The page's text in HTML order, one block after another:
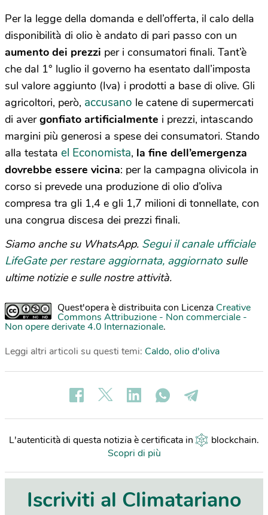
Per la legge della domanda e dell’offerta, il calo della
disponibilità di olio è andato di pari passo con un
aumento dei prezzi per i consumatori finali. Tant’è
che dal 1° luglio il governo ha esentato dall’imposta
sul valore aggiunto (Iva) i prodotti a base di olive. Gli
agricoltori, però, accusano le catene di supermercati
di avergonfiato artificialmente i prezzi, intascando
margini più generosi a spese dei consumatori. Stando
alla testata el Economista, la fine dell’emergenza
dovrebbe essere vicina: per la campagna olivicola in
corso si prevede una produzione di olio d’oliva
compresa tra gli 1,4 e gli 1,7 milioni di tonnellate, con
una congrua discesa dei prezzi finali.
Siamo anche su WhatsApp. Segui il canale ufficiale
LifeGate per restare aggiornata, aggiornato sulle
ultime notizie e sulle nostre attività.
Quest'opera è distribuita con Licenza Creative
Commons Attribuzione - Non commerciale -
Non opere derivate 4.0 Internazionale.
Leggi altri articoli su questi temi: Caldo, olio d'oliva
L'autenticità di questa notizia è certificata in blockchain.
Scopri di più
Iscriviti al Climatariano